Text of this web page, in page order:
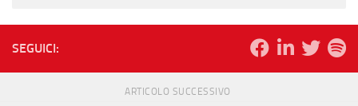
SEGUICI:
ARTICOLO SUCCESSIVO